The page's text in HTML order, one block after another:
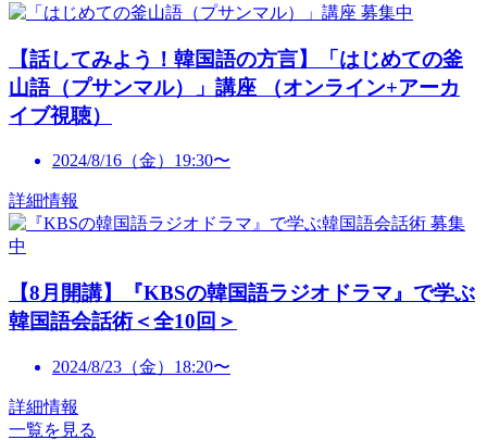
募集中
【話してみよう！韓国語の方言】「はじめての釜
山語（プサンマル）」講座 （オンライン+アーカ
イブ視聴）
2024/8/16（金）19:30〜
詳細情報
募集
中
【8月開講】『KBSの韓国語ラジオドラマ』で学ぶ
韓国語会話術＜全10回＞
2024/8/23（金）18:20〜
詳細情報
一覧を見る